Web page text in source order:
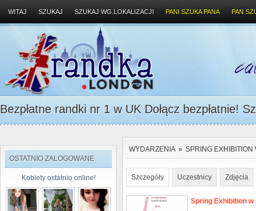
WITAJ SZUKAJ SZUKAJ WG.LOKALIZACJI PANI SZUKA PANA PAN
Bezpłatne randki nr 1 w UK Dołącz bezpłatnie!
OSTATNIO ZALOGOWANE
Kobiety ostatnio online!
WYDARZENIA » SPRING
Szczegóły Uczestnicy Zdjęcia
Spring Exhibition w